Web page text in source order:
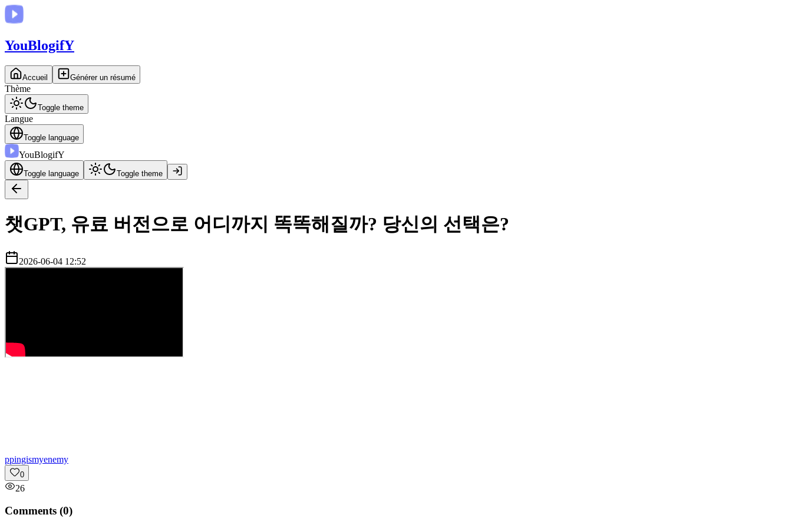
YouBlogifY
Accueil Générer un résumé
Thème
Toggle theme
Langue
Toggle language
YouBlogifY
Toggle language Toggle theme
챗GPT, 유료 버전으로 어디까지 똑똑해질까? 당신의 선택은?
2026-06-04 12:52
ppingismyenemy
0
26
Comments (0)